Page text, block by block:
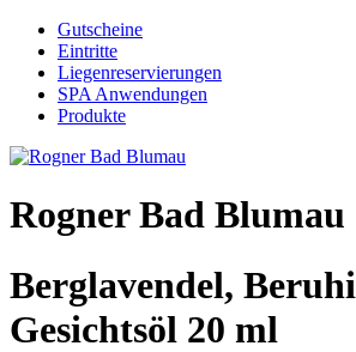
Gutscheine
Eintritte
Liegenreservierungen
SPA Anwendungen
Produkte
Rogner Bad Blumau
Berglavendel,
Gesichtsöl 20 ml